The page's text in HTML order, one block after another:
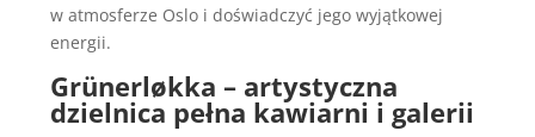
w atmosferze Oslo i doświadczyć jego wyjątkowej
energii.
Grünerløkka – artystyczna
dzielnica pełna kawiarni i galerii